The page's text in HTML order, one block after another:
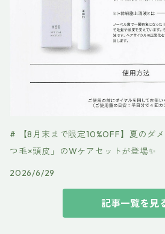
# 【8月末まで限定10%OFF】夏のダ
つ毛×頭皮」のWケアセットが登場✨
2026/6/29
記事一覧を見